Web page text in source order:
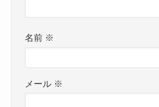
名前 ※
メール ※